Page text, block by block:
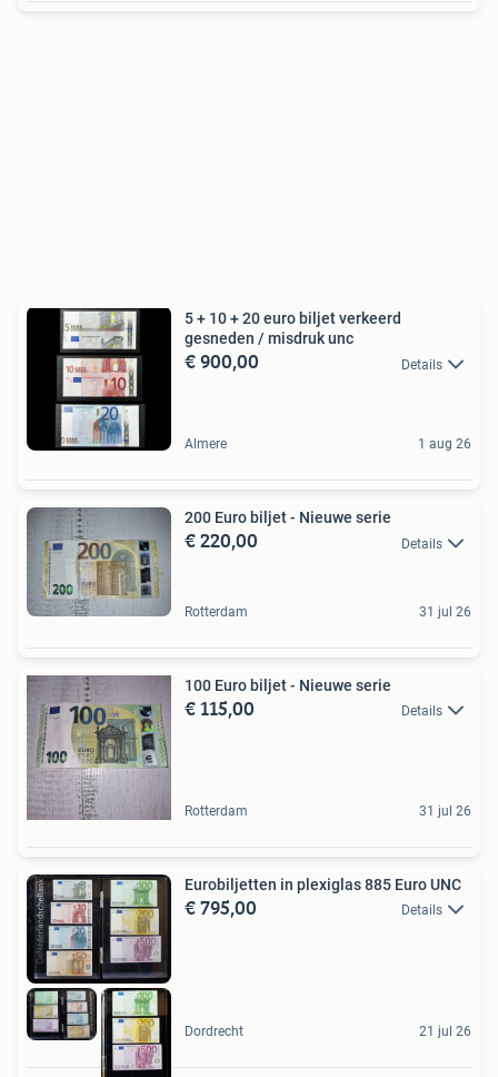
5 + 10 + 20 euro biljet verkeerd
gesneden / misdruk unc
€ 900,00 Details
Almere 1 aug 26
200 Euro biljet - Nieuwe serie
€ 220,00 Details
Rotterdam 31 jul 26
100 Euro biljet - Nieuwe serie
€ 115,00 Details
Rotterdam 31 jul 26
Eurobiljetten in plexiglas 885 Euro UNC
€ 795,00 Details
Dordrecht 21 jul 26